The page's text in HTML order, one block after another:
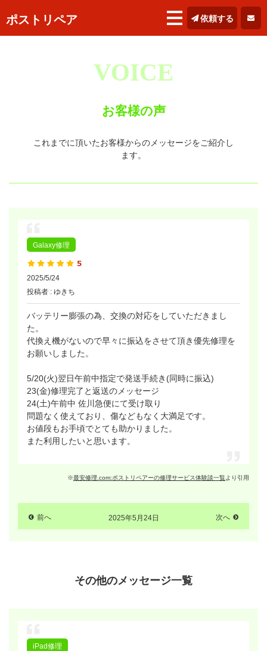
ポストリペア 依頼する
VOICE
お客様の声
これまでに頂いたお客様からのメッセージをご紹介し
ます。
Galaxy修理
2025/5/24
投稿者 : ゆきち
バッテリー膨張の為、交換の対応をしていただきまし
た。
代換え機がないので早々に振込をさせて頂き優先修理を
お願いしました。
5/20(火)翌日午前中指定で発送手続き(同時に振込)
23(金)修理完了と返送のメッセージ
24(土)午前中 佐川急便にて受け取り
問題なく使えており、傷などもなく大満足です。
お値段もお手頃でとても助かりました。
また利用したいと思います。
※最安修理.com:ポストリペアーの修理サービス体験談一覧より引用
2025年5月24日
前へ 次へ
その他のメッセージ一覧
iPad修理